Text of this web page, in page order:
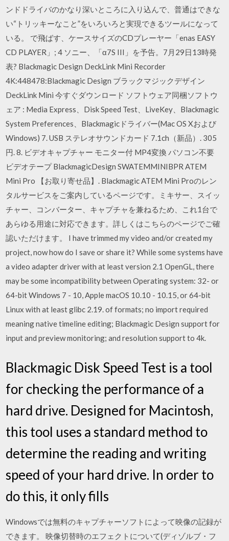
ンドドライバのかなり深いところに入り込んで、普通はできな
い“トリッキーなこと”をいろいろと実現できるツールになって
いる。 で飛ばす、ケースサイズのCDプレーヤー「enas EASY
CD PLAYER」; 4 ソニー、「α7S III」を予告。7月29日13時発
表? Blackmagic Design DeckLink Mini Recorder
4K:448478:Blackmagic Design ブラックマジックデザイン
DeckLink Mini 今すぐダウンロード ソフトウェア同梱ソフトウ
ェア : Media Express、Disk Speed Test、LiveKey、Blackmagic
System Preferences、Blackmagicドライバー(Mac OS Xおよび
Windows) 7. USB ステレオサウンドカード 7.1ch（新品）. 305
円. 8. ビデオキャプチャー モニター付 MP4変換 パソコン不要
ビデオテープ BlackmagicDesign SWATEMMINIBPR ATEM
Mini Pro 【お取り寄せ品】. Blackmagic ATEM Mini Proのレン
タルサービスをご案内しているページです。ミキサー、スイッ
チャー、コンバーター、キャプチャを兼ねるため、これ1台で
あらゆる用途に対応できます。詳しくはこちらのページでご確
認いただけます。 I have trimmed my video and/or created my
project, now how do I save or share it? While some systems have
a video adapter driver with at least version 2.1 OpenGL, there
may be some incompatibility between Operating system: 32- or
64-bit Windows 7 - 10, Apple macOS 10.10 - 10.15, or 64-bit
Linux with at least glibc 2.19. of formats; no import required
meaning native timeline editing; Blackmagic Design support for
input and preview monitoring; and resolution support to 4k.
Blackmagic Disk Speed Test is a tool
for checking the performance of a
hard drive. Designed for Macintosh,
this tool uses a standard method to
determine the reading and writing
speed of your hard drive. In order to
do this, it only fills
Windowsでは無料のキャプチャーソフトによって映像の記録が
できます。 映像切替時のエフェクトについて(ディゾルブ・フ